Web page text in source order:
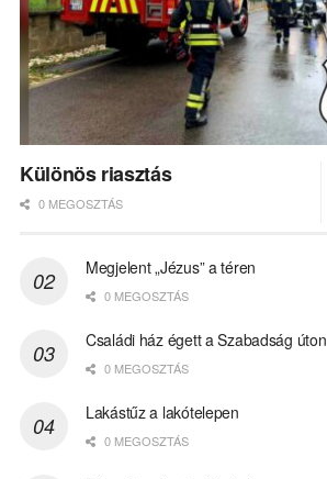
Különös riasztás
0 MEGOSZTÁS
Megjelent „Jézus” a téren
0 MEGOSZTÁS
Családi ház égett a Szabadság úton
0 MEGOSZTÁS
Lakástűz a lakótelepen
0 MEGOSZTÁS